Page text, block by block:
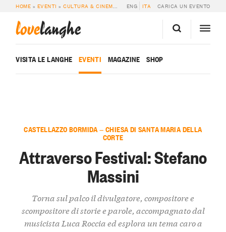
HOME » EVENTI »CULTURA & CINEMA » ATTRAVERSO FESTIVAL: STEFANO
ENG ITA CARICA UN EVENTO
lovelanghe
VISITA LE LANGHE EVENTI MAGAZINE SHOP
CASTELLAZZO BORMIDA — CHIESA DI SANTA MARIA DELLA
CORTE
Attraverso Festival: Stefano
Massini
Torna sul palco il divulgatore, compositore e
scompositore di storie e parole, accompagnato dal
musicista Luca Roccia ed esplora un tema caro a